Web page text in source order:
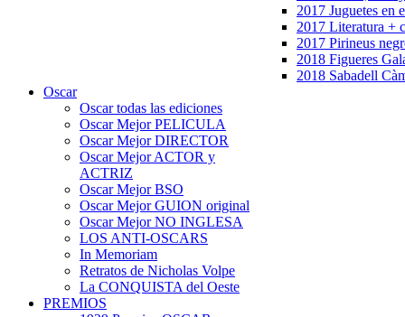
2017 Juguetes en
2017 Literatura +
2017 Pirineus
2018 Figueres
2018 Sabadell
Oscar
Oscar todas las ediciones
Oscar Mejor PELICULA
Oscar Mejor DIRECTOR
Oscar Mejor ACTOR y
ACTRIZ
Oscar Mejor BSO
Oscar Mejor GUION original
Oscar Mejor NO INGLESA
LOS ANTI-OSCARS
In Memoriam
Retratos de Nicholas Volpe
La CONQUISTA del Oeste
PREMIOS